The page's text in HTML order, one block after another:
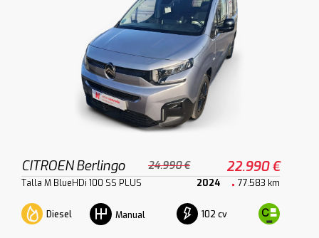
CITROEN Berlingo 24.990 € 22.990 €
Talla M BlueHDi 100 SS PLUS 2024 77.583 km
Diesel Manual 102 cv